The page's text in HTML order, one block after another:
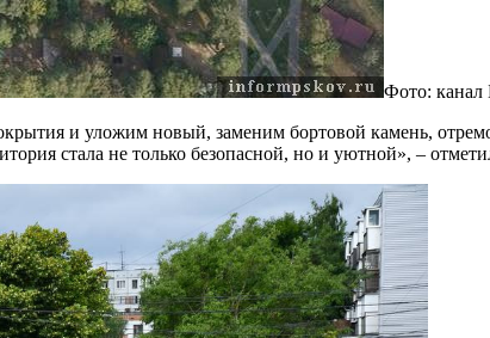
Фото: канал
и уложим новый, заменим бортовой камень,
стала не только безопасной, но и уютной», –